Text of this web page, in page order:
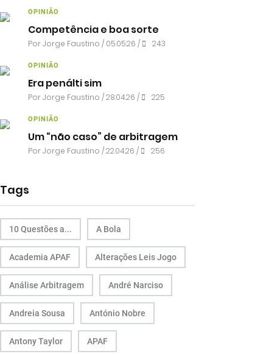
OPINIÃO
Competência e boa sorte
PorJorge Faustino / 05.05.26 / 243
OPINIÃO
Era penálti sim
PorJorge Faustino / 28.04.26 / 225
OPINIÃO
Um “não caso” de arbitragem
PorJorge Faustino / 22.04.26 / 256
Tags
10 Questões a... A Bola
Academia APAF Alterações Leis Jogo
Análise Arbitragem André Narciso
Andreia Sousa António Nobre
Antony Taylor APAF